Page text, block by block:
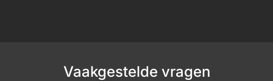
Vaakgestelde vragen